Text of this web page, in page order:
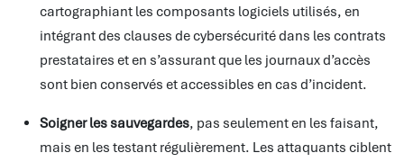
cartographiant les composants logiciels utilisés, en
intégrant des clauses de cybersécurité dans les contrats
prestataires et en s’assurant que les journaux d’accès
sont bien conservés et accessibles en cas d’incident.
Soigner les sauvegardes, pas seulement en les faisant,
mais en les testant régulièrement. Les attaquants ciblent